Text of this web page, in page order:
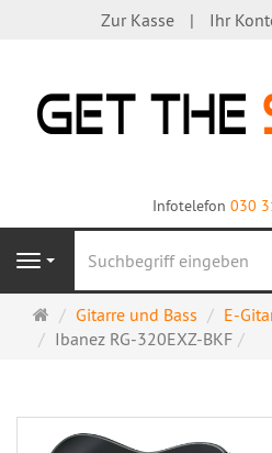
Zur Kasse Ihr
Infotelefon 030
Navigation
Startseite
Gitarre und Bass
E-
Ibanez RG-320EXZ-BKF